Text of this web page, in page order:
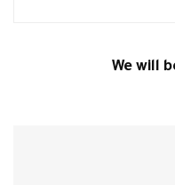
We will